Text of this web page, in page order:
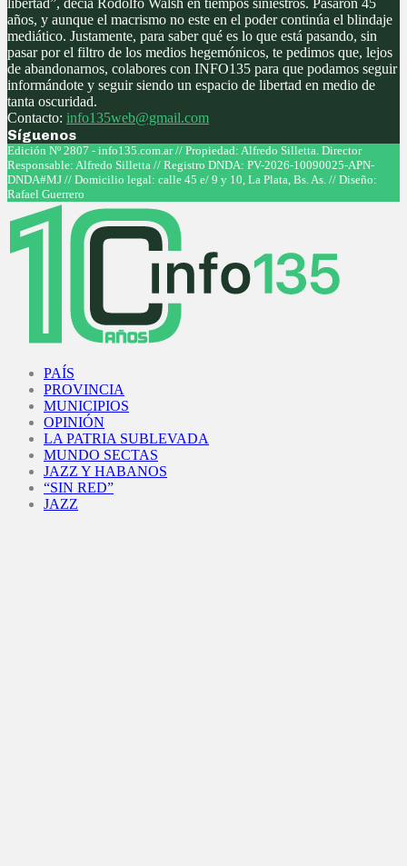
libertad”, decía Rodolfo Walsh en tiempos siniestros. Pasaron 45
años, y aunque el macrismo no este en el poder continúa el blindaje
mediático. Justamente, para saber qué es lo que está pasando, sin
pasar por el filtro de los medios hegemónicos, te pedimos que, lejos
de abandonarnos, colabores con INFO135 para que podamos seguir
informándote y seguir siendo un espacio de libertad en medio de
tanta oscuridad.
Contacto: info135web@gmail.com
Síguenos
Facebook
Twitter
Instagram
Youtube
Edición Nº 2807 - info135.com.ar // Propiedad: Alfredo Silletta. Director
Responsable: Alfredo Silletta // Registro DNDA: PV-2026-10090025-APN-
DNDA#MJ // Domicilio legal: calle 45 e/ 9 y 10, La Plata, Bs. As. // Diseño:
Rafael Guerrero
PAÍS
PROVINCIA
MUNICIPIOS
OPINIÓN
LA PATRIA SUBLEVADA
MUNDO SECTAS
JAZZ Y HABANOS
“SIN RED”
JAZZ